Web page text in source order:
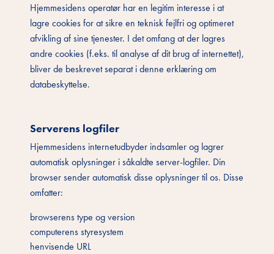
Hjemmesidens operatør har en legitim interesse i at
lagre cookies for at sikre en teknisk fejlfri og optimeret
afvikling af sine tjenester. I det omfang at der lagres
andre cookies (f.eks. til analyse af dit brug af internettet),
bliver de beskrevet separat i denne erklæring om
databeskyttelse.
Serverens logfiler
Hjemmesidens internetudbyder indsamler og lagrer
automatisk oplysninger i såkaldte server-logfiler. Din
browser sender automatisk disse oplysninger til os. Disse
omfatter:
browserens type og version
computerens styresystem
henvisende URL